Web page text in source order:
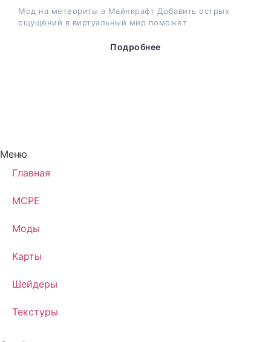
Мод на метеориты в Майнкрафт Добавить острых
ощущений в виртуальный мир поможет
Подробнее
Меню
Главная
MCPE
Моды
Карты
Шейдеры
Текстуры